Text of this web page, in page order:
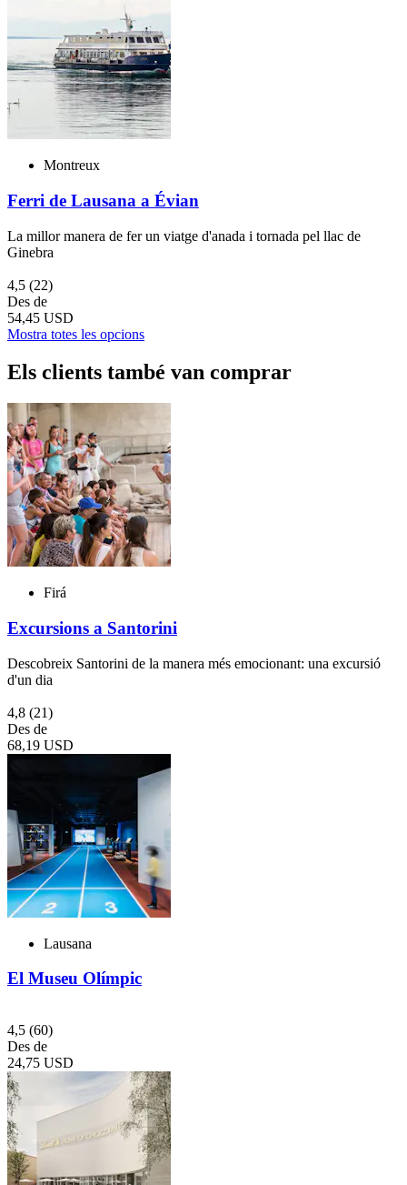
Montreux
Ferri de Lausana a Évian
La millor manera de fer un viatge d'anada i tornada pel llac de
Ginebra
4,5 (22)
Des de
54,45 USD
Mostra totes les opcions
Els clients també van comprar
Firá
Excursions a Santorini
Descobreix Santorini de la manera més emocionant: una excursió
d'un dia
4,8 (21)
Des de
68,19 USD
Lausana
El Museu Olímpic
4,5 (60)
Des de
24,75 USD